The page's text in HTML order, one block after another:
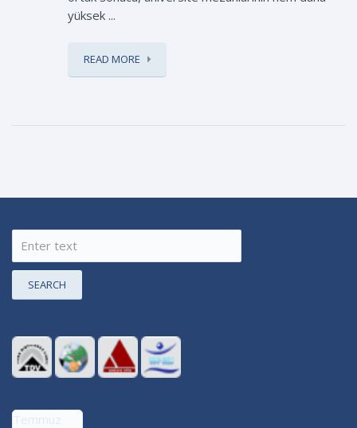
yüksek ...
READ MORE
SEARCH
Temmuz